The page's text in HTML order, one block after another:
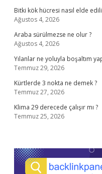
Bitki kök hücresi nasıl elde
Ağustos 4, 2026
Araba sürülmezse ne olur ?
Ağustos 4, 2026
Yılanlar ne yoluyla boşaltım
Temmuz 29, 2026
Kürtlerde 3 nokta ne demek ?
Temmuz 27, 2026
Klima 29 derecede çalışır mı ?
Temmuz 25, 2026